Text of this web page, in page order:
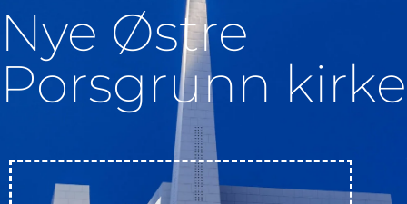
Nye Østre
Porsgrunn kirke